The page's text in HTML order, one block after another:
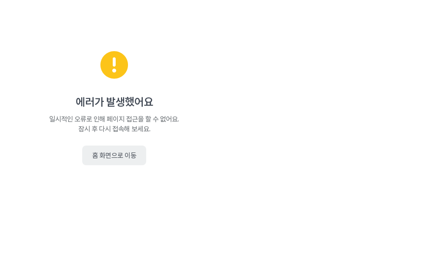
에러가 발생했어요
일시적인 오류로 인해 페이지 접근을 할 수 없어요.
잠시 후 다시 접속해 보세요.
홈 화면으로 이동